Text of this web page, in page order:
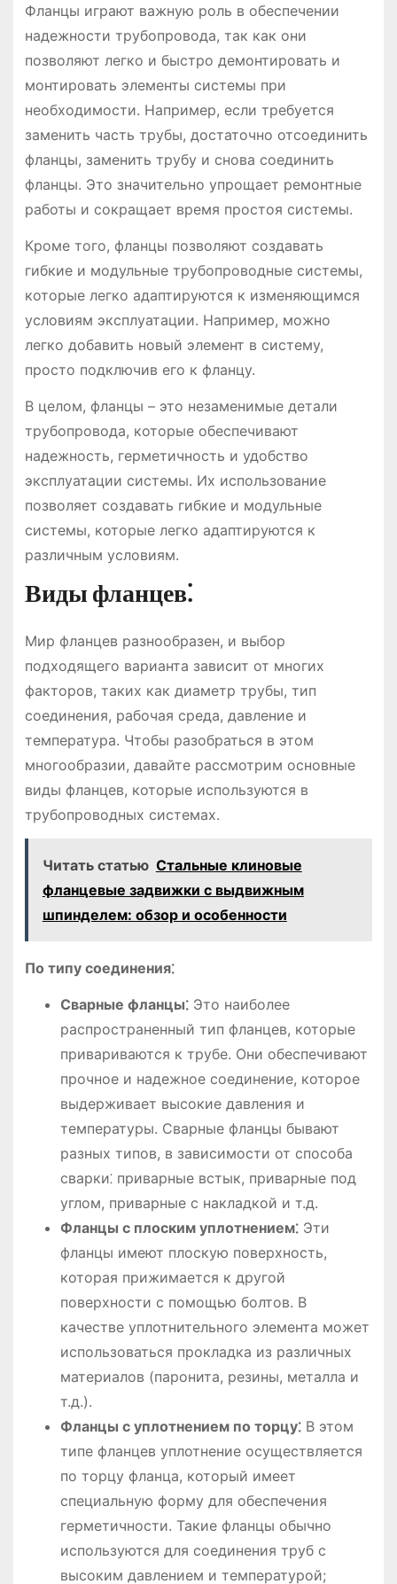
Фланцы играют важную роль в обеспечении
надежности трубопровода, так как они
позволяют легко и быстро демонтировать и
монтировать элементы системы при
необходимости. Например, если требуется
заменить часть трубы, достаточно отсоединить
фланцы, заменить трубу и снова соединить
фланцы. Это значительно упрощает ремонтные
работы и сокращает время простоя системы.
Кроме того, фланцы позволяют создавать
гибкие и модульные трубопроводные системы,
которые легко адаптируются к изменяющимся
условиям эксплуатации. Например, можно
легко добавить новый элемент в систему,
просто подключив его к фланцу.
В целом, фланцы – это незаменимые детали
трубопровода, которые обеспечивают
надежность, герметичность и удобство
эксплуатации системы. Их использование
позволяет создавать гибкие и модульные
системы, которые легко адаптируются к
различным условиям.
Виды фланцев⁚
Мир фланцев разнообразен, и выбор
подходящего варианта зависит от многих
факторов, таких как диаметр трубы, тип
соединения, рабочая среда, давление и
температура. Чтобы разобраться в этом
многообразии, давайте рассмотрим основные
виды фланцев, которые используются в
трубопроводных системах.
Читать статью Стальные клиновые
фланцевые задвижки с выдвижным
шпинделем: обзор и особенности
По типу соединения⁚
Сварные фланцы⁚Это наиболее
распространенный тип фланцев, которые
привариваются к трубе. Они обеспечивают
прочное и надежное соединение, которое
выдерживает высокие давления и
температуры. Сварные фланцы бывают
разных типов, в зависимости от способа
сварки⁚ приварные встык, приварные под
углом, приварные с накладкой и т.д.
Фланцы с плоским уплотнением⁚Эти
фланцы имеют плоскую поверхность,
которая прижимается к другой
поверхности с помощью болтов. В
качестве уплотнительного элемента может
использоваться прокладка из различных
материалов (паронита, резины, металла и
т.д.).
Фланцы с уплотнением по торцу⁚В этом
типе фланцев уплотнение осуществляется
по торцу фланца, который имеет
специальную форму для обеспечения
герметичности. Такие фланцы обычно
используются для соединения труб с
высоким давлением и температурой;